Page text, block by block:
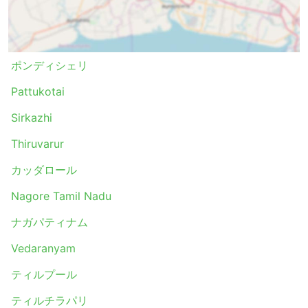
Afshee Travels チケット料金＆バスクラ
ス
バス旅行の醍醐味は、プライバシーや快適さなど、お客様
す。バスのクラスやタイプは、旅行者のさまざまなニーズ
に対応しています。最も安価な旅行は、通常、標準クラス
のバスで提供されています。ローカル、エクスプレス、レ
ギュラーと呼ばれることもあります。これらは短い旅行に
旅行に適しています。寝台やリクライニングシート、毛
が提供されることもあります。夜行バスの旅は、ホテルの
宿泊費を節約できますが、バスのクラスは賢く選んで快適
種類によって異なります。短い旅行でもVIPバスの座席を
少し余分にお金を投資する価値があります。
バスで旅するメリットとデメリット
ポンディシェリ
Pattukotai
Sirkazhi
Thiruvarur
カッダロール
Nagore Tamil Nadu
ナガパティナム
Vedaranyam
ティルプール
ティルチラパリ